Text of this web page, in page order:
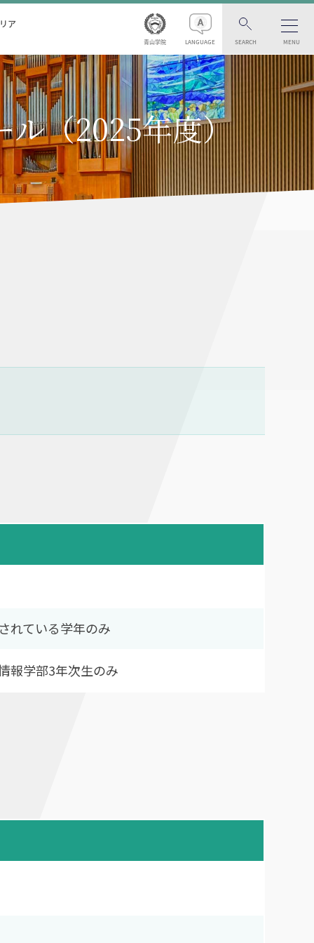
ア
青山学院 LANGUAGE SEARCH MENU
ル（2025年度）
れている学年のみ
報学部3年次生のみ